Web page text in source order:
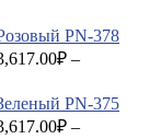
PN-378
–
PN-375
–